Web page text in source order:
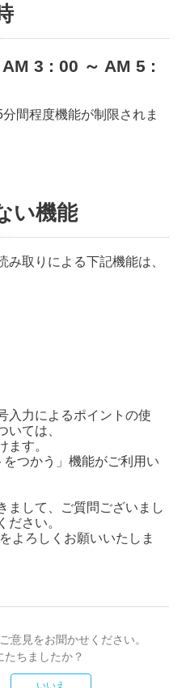
3 : 00 ～ AM 5 :
間程度機能が制限されま
い機能
み取りによる下記機能は、
入力によるポイントの使
いては、
す。
つかう」機能がご利用い
まして、ご質問ございまし
ださい。
よろしくお願いいたしま
意見をお聞かせください。
たちましたか？
いいえ